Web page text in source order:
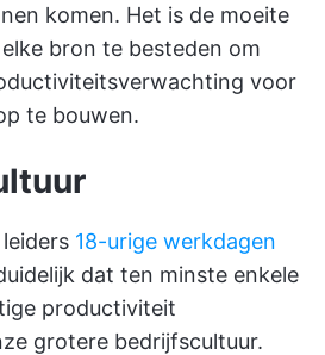
komen. Het is de moeite
bron te besteden om
voor
te bouwen.
18-urige werkdagen
dat ten minste enkele
productiviteit
grotere bedrijfscultuur.